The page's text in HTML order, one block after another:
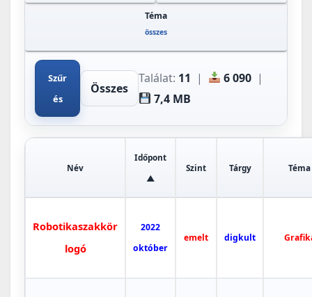
Téma
összes
Szűr
és
Összes
Találat: 11 | 6 090 |
7,4 MB
Név
Időpont
▲
Szint Tárgy Téma
Robotikaszakkör
logó
2022
október
emelt digkult